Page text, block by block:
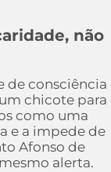
não
de consciência
chicote para
como uma
e a impede de
Afonso de
alerta.